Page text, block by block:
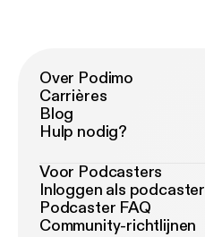
Over Podimo
Carrières
Blog
Hulp nodig?
Voor Podcasters
Inloggen als podcaster
Podcaster FAQ
Community-richtlijnen